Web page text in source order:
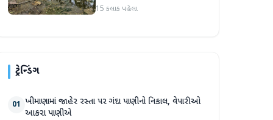
સપ્તાહમાં સેંકડો ભૂંડોના મોત
15 કલાક પહેલા
ટ્રેન્ડિંગ
01 ખીમાણામાં જાહેર રસ્તા પર ગંદા પાણીનો નિકાલ, વેપારીઓ
આકરા પાણીએ